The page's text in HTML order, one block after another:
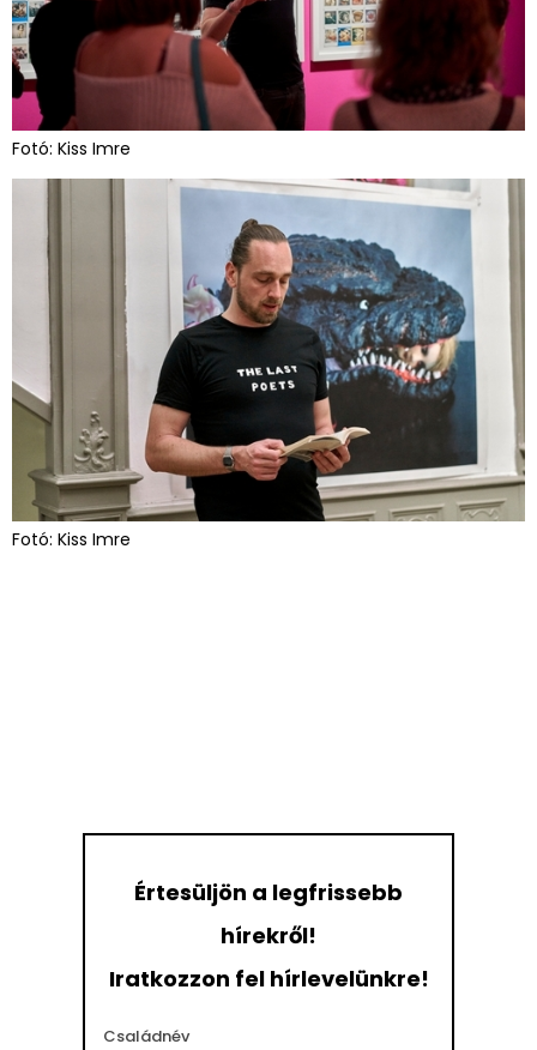
Fotó: Kiss Imre
Fotó: Kiss Imre
Értesüljön a legfrissebb
hírekről!
Iratkozzon fel hírlevelünkre!
Családnév